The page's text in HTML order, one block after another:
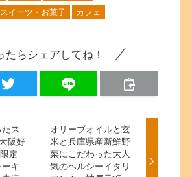
スイーツ・お菓子 カフェ
たらシェアしてね！
ス
阪好
定
キ
オリーブオイルと玄
米と兵庫県産新鮮野
菜にこだわった大人
気のヘルシーイタリ